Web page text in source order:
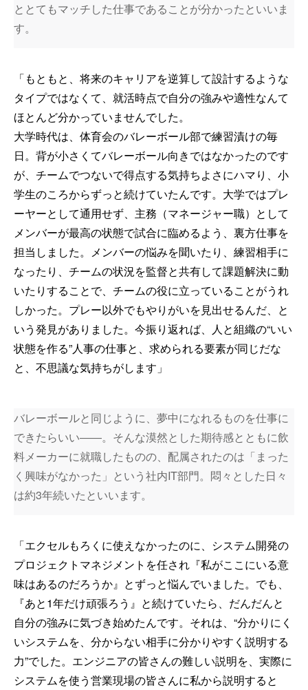
ととてもマッチした仕事であることが分かったといいま
す。
「もともと、将来のキャリアを逆算して設計するような
タイプではなくて、就活時点で自分の強みや適性なんて
ほとんど分かっていませんでした。
大学時代は、体育会のバレーボール部で練習漬けの毎
日。背が小さくてバレーボール向きではなかったのです
が、チームでつないで得点する気持ちよさにハマり、小
学生のころからずっと続けていたんです。大学ではプレ
ーヤーとして通用せず、主務（マネージャー職）として
メンバーが最高の状態で試合に臨めるよう、裏方仕事を
担当しました。メンバーの悩みを聞いたり、練習相手に
なったり、チームの状況を監督と共有して課題解決に動
いたりすることで、チームの役に立っていることがうれ
しかった。プレー以外でもやりがいを見出せるんだ、と
いう発見がありました。今振り返れば、人と組織の“いい
状態を作る”人事の仕事と、求められる要素が同じだな
と、不思議な気持ちがします」
バレーボールと同じように、夢中になれるものを仕事に
できたらいい――。そんな漠然とした期待感とともに飲
料メーカーに就職したものの、配属されたのは「まった
く興味がなかった」という社内IT部門。悶々とした日々
は約3年続いたといいます。
「エクセルもろくに使えなかったのに、システム開発の
プロジェクトマネジメントを任され『私がここにいる意
味はあるのだろうか』とずっと悩んでいました。でも、
『あと1年だけ頑張ろう』と続けていたら、だんだんと
自分の強みに気づき始めたんです。それは、“分かりにく
いシステムを、分からない相手に分かりやすく説明する
力”でした。エンジニアの皆さんの難しい説明を、実際に
システムを使う営業現場の皆さんに私から説明すると